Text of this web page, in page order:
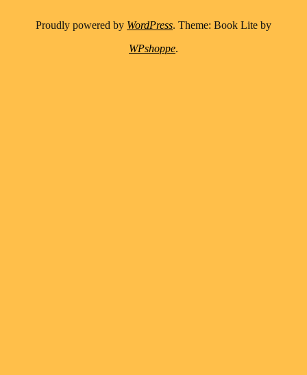
Proudly powered by WordPress. Theme: Book Lite by
WPshoppe.